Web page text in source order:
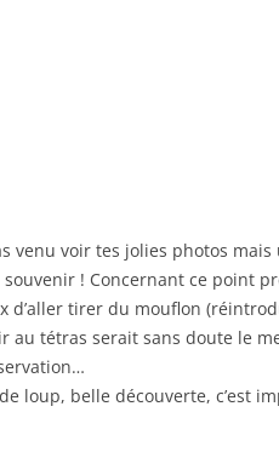
venu voir tes jolies photos
! Concernant ce point
d’aller tirer du mouflon
au tétras serait sans doute le
loup, belle découverte, c’est